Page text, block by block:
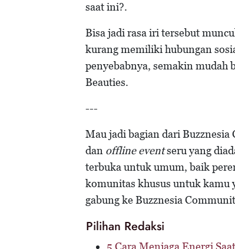
saat ini?.
Bisa jadi rasa iri tersebut
kurang memiliki hubungan
penyebabnya, semakin mudah
Beauties.
---
Mau jadi bagian dari
dan offline eventseru yang
terbuka untuk umum, baik
komunitas khusus untuk kamu
gabung ke Buzznesia
Pilihan Redaksi